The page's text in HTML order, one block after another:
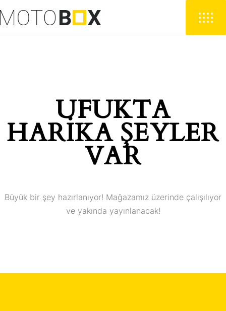
UFUKTA
HARIKA ŞEYLER
VAR
Büyük bir şey hazırlanıyor! Mağazamız üzerinde çalışılıyor
ve yakında yayınlanacak!